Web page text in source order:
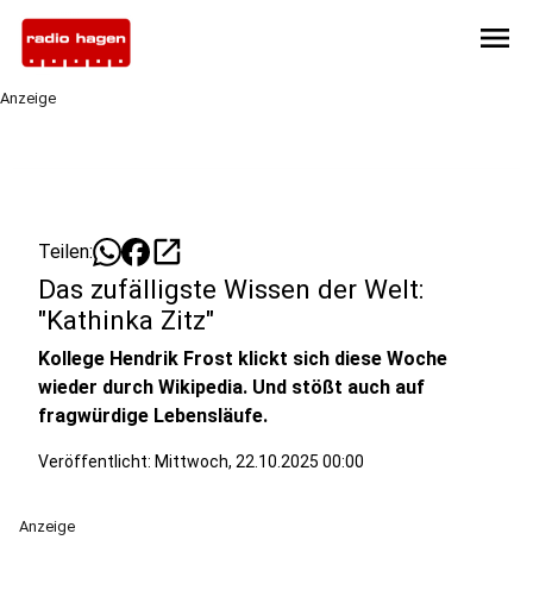
menu
Anzeige
Teilen: open_in_new
Das zufälligste Wissen der Welt:
"Kathinka Zitz"
Kollege Hendrik Frost klickt sich diese Woche
wieder durch Wikipedia. Und stößt auch auf
fragwürdige Lebensläufe.
Veröffentlicht: Mittwoch, 22.10.2025 00:00
Anzeige